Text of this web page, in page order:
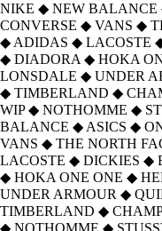
NIKE ◆ NEW BALANCE
CONVERSE ◆ VANS ◆
◆ ADIDAS ◆ LACOSTE
◆ DIADORA ◆ HOKA
LONSDALE ◆ UNDER
◆ TIMBERLAND ◆
WIP ◆ NOTHOMME ◆
BALANCE ◆ ASICS ◆
VANS ◆ THE NORTH
LACOSTE ◆ DICKIES ◆
◆ HOKA ONE ONE ◆
UNDER ARMOUR ◆
TIMBERLAND ◆
◆ NOTHOMME ◆